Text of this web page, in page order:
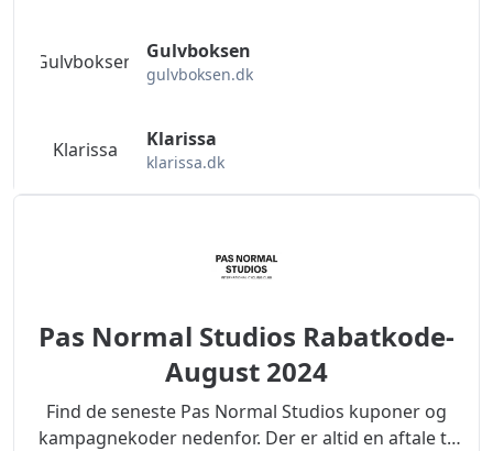
Gulvboksen Gulvboksen
gulvboksen.dk
Klarissa Klarissa
klarissa.dk
Pas Normal Studios Rabatkode-
August 2024
Find de seneste Pas Normal Studios kuponer og
kampagnekoder nedenfor. Der er altid en aftale til